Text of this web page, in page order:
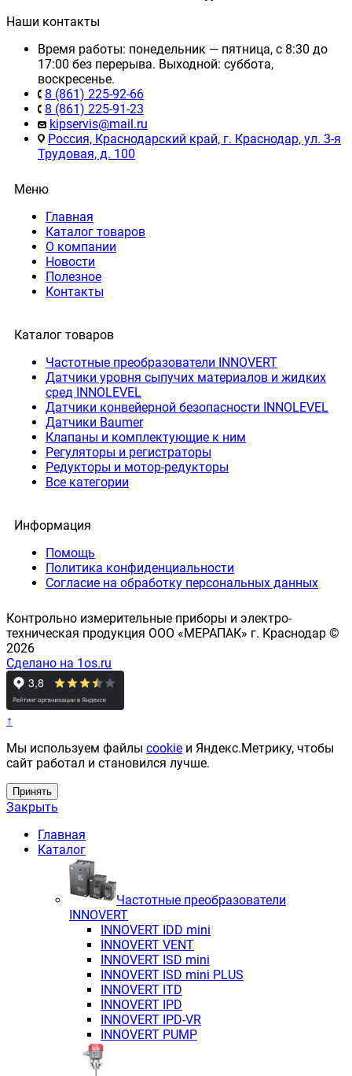
Наши контакты
Время работы: понедельник — пятница, с 8:30 до
17:00 без перерыва. Выходной: суббота,
воскресенье.
8 (861) 225-92-66
8 (861) 225-91-23
kipservis@mail.ru
Россия, Краснодарский край, г. Краснодар, ул. 3-я
Трудовая, д. 100
Меню
Главная
Каталог товаров
О компании
Новости
Полезное
Контакты
Каталог товаров
Частотные преобразователи INNOVERT
Датчики уровня сыпучих материалов и жидких
сред INNOLEVEL
Датчики конвейерной безопасности INNOLEVEL
Датчики Baumer
Клапаны и комплектующие к ним
Регуляторы и регистраторы
Редукторы и мотор-редукторы
Все категории
Информация
Помощь
Политика конфиденциальности
Согласие на обработку персональных данных
Контрольно измерительные приборы и электро-
техническая продукция ООО «МЕРАПАК» г. Краснодар ©
2026
Сделано на 1os.ru
↑
Мы используем файлы cookie и Яндекс.Метрику, чтобы
сайт работал и становился лучше.
Принять
Закрыть
Главная
Каталог
Частотные преобразователи
INNOVERT
INNOVERT IDD mini
INNOVERT VENT
INNOVERT ISD mini
INNOVERT ISD mini PLUS
INNOVERT ITD
INNOVERT IРD
INNOVERT IРD-VR
INNOVERT PUMP